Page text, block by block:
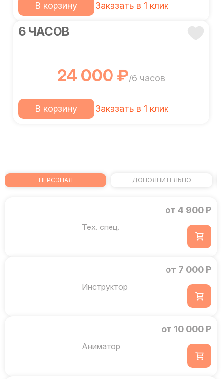
В корзину Заказать в 1 клик
6 ЧАСОВ
24 000 ₽/6 часов
В корзину Заказать в 1 клик
ПЕРСОНАЛ ДОПОЛНИТЕЛЬНО
Тех. спец.
от 4 900 Р
Инструктор
от 7 000 Р
Аниматор
от 10 000 Р